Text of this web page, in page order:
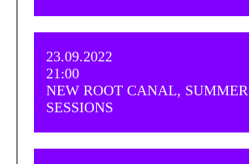
23.09.2022
21:00
NEW ROOT CANAL, SUMMER
SESSIONS